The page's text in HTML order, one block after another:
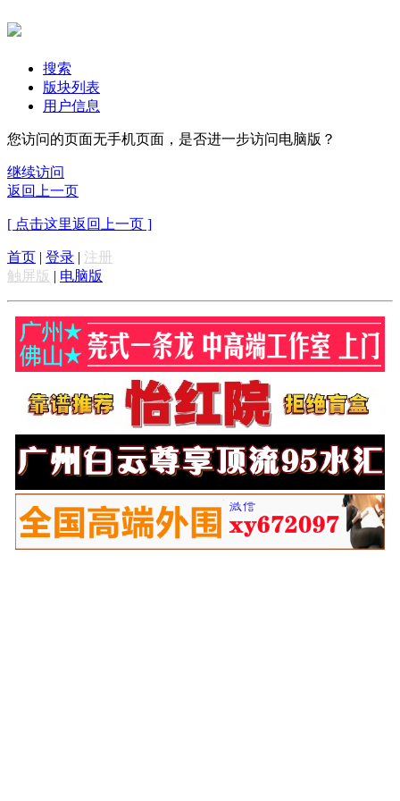
搜索
版块列表
用户信息
您访问的页面无手机页面，是否进一步访问电脑版？
继续访问
返回上一页
[ 点击这里返回上一页 ]
首页 | 登录 | 注册
触屏版 | 电脑版